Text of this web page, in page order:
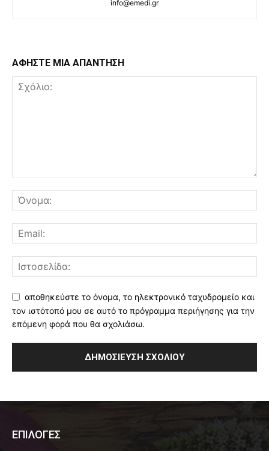
info@emedi.gr
ΑΦΗΣΤΕ ΜΙΑ ΑΠΑΝΤΗΣΗ
αποθηκεύστε το όνομα, το ηλεκτρονικό ταχυδρομείο και
τον ιστότοπό μου σε αυτό το πρόγραμμα περιήγησης για την
επόμενη φορά που θα σχολιάσω.
ΕΠΙΛΟΓΕΣ